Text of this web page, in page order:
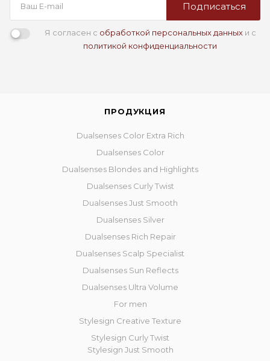
Подписаться
Я согласен с обработкой персональных данныхи с
политикой конфиденциальности
ПРОДУКЦИЯ
Dualsenses Color Extra Rich
Dualsenses Color
Dualsenses Blondes and Highlights
Dualsenses Curly Twist
Dualsenses Just Smooth
Dualsenses Silver
Dualsenses Rich Repair
Dualsenses Scalp Specialist
Dualsenses Sun Reflects
Dualsenses Ultra Volume
For men
Stylesign Creative Texture
Stylesign Curly Twist
Stylesign Just Smooth